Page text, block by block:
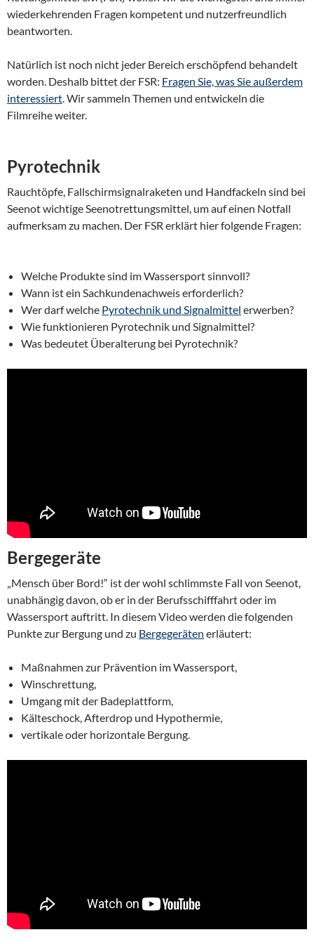
wiederkehrenden Fragen kompetent und nutzerfreundlich
beantworten.
Natürlich ist noch nicht jeder Bereich erschöpfend behandelt
worden. Deshalb bittet der FSR: Fragen Sie, was Sie außerdem
interessiert. Wir sammeln Themen und entwickeln die
Filmreihe weiter.
Pyrotechnik
Rauchtöpfe, Fallschirmsignalraketen und Handfackeln sind bei
Seenot wichtige Seenotrettungsmittel, um auf einen Notfall
aufmerksam zu machen. Der FSR erklärt hier folgende Fragen:
Welche Produkte sind im Wassersport sinnvoll?
Wann ist ein Sachkundenachweis erforderlich?
Wer darf welche Pyrotechnik und Signalmittel erwerben?
Wie funktionieren Pyrotechnik und Signalmittel?
Was bedeutet Überalterung bei Pyrotechnik?
Bergegeräte
„Mensch über Bord!“ ist der wohl schlimmste Fall von Seenot,
unabhängig davon, ob er in der Berufsschifffahrt oder im
Wassersport auftritt. In diesem Video werden die folgenden
Punkte zur Bergung und zu Bergegeräten erläutert:
Maßnahmen zur Prävention im Wassersport,
Winschrettung,
Umgang mit der Badeplattform,
Kälteschock, Afterdrop und Hypothermie,
vertikale oder horizontale Bergung.